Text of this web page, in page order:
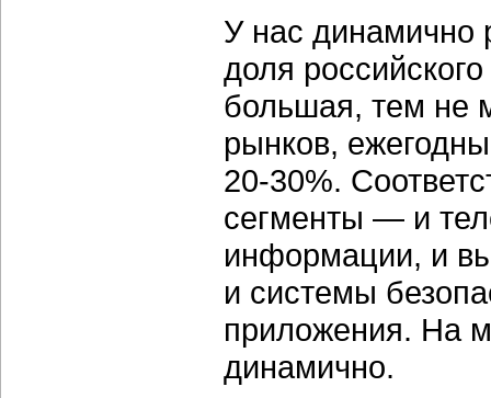
У нас динамично
доля
большая, тем не
рынков,
20-30%.
сегменты — и
информации, и
и системы
приложения. На
динамично.